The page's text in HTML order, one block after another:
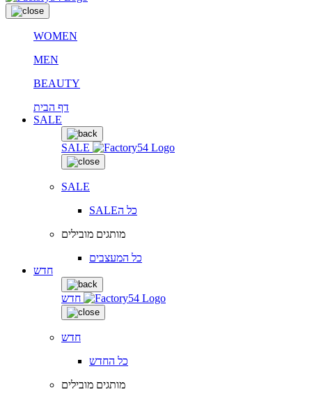
WOMEN
MEN
BEAUTY
דף הבית
SALE
SALE
SALE
SALEכל ה
מותגים מובילים
כל המעצבים
חדש
חדש
חדש
כל החדש
מותגים מובילים